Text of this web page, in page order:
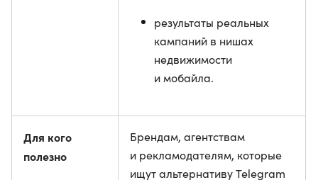
результаты реальных
кампаний в нишах
недвижимости
и мобайла.
Для кого
полезно
Брендам, агентствам
и рекламодателям, которые
ищут альтернативу Telegram